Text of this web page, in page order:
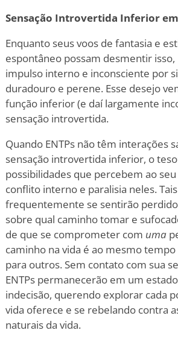
Sensação Introvertida Inferior em
Enquanto seus voos de fantasia e
espontâneo possam desmentir isso,
impulso interno e inconsciente por
duradouro e perene. Esse desejo
função inferior (e daí largamente
sensação introvertida.
Quando ENTPs não têm interações
sensação introvertida inferior, o
possibilidades que percebem ao
conflito interno e paralisia neles. Tais
frequentemente se sentirão
sobre qual caminho tomar e
de que se comprometer com uma
caminho na vida é ao mesmo
para outros. Sem contato com sua
ENTPs permanecerão em um
indecisão, querendo explorar cada
vida oferece e se rebelando contra
naturais da vida.